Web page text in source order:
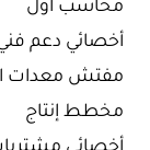
محاسب أول
أخصائي دعم
مفتش معدات
مخطط إنتاج